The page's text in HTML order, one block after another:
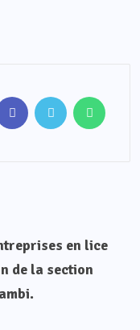
en lice
de la section